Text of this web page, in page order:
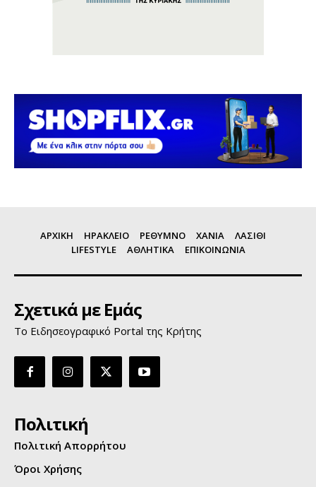
ΑΡΧΙΚΗ ΗΡΑΚΛΕΙΟ ΡΕΘΥΜΝΟ ΧΑΝΙΑ
ΛΑΣΙΘΙ
LIFESTYLE
ΑΘΛΗΤΙΚΑ ΕΠΙΚΟΙΝΩΝΙΑ
Σχετικά με Εμάς
Το Ειδησεογραφικό Portal της Κρήτης
Πολιτική
Πολιτική Απορρήτου
Όροι Χρήσης